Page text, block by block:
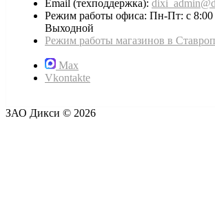
Email (техподдержка):
Режим работы офиса: Пн-Пт: с
Выходной
Режим работы магазинов в
Max
Vkontakte
ЗАО Дикси © 2026